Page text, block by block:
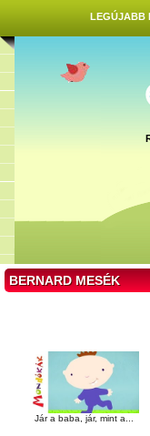
LEGÚJABB
BERNARD MESÉK
Jár a baba, jár, mint a...